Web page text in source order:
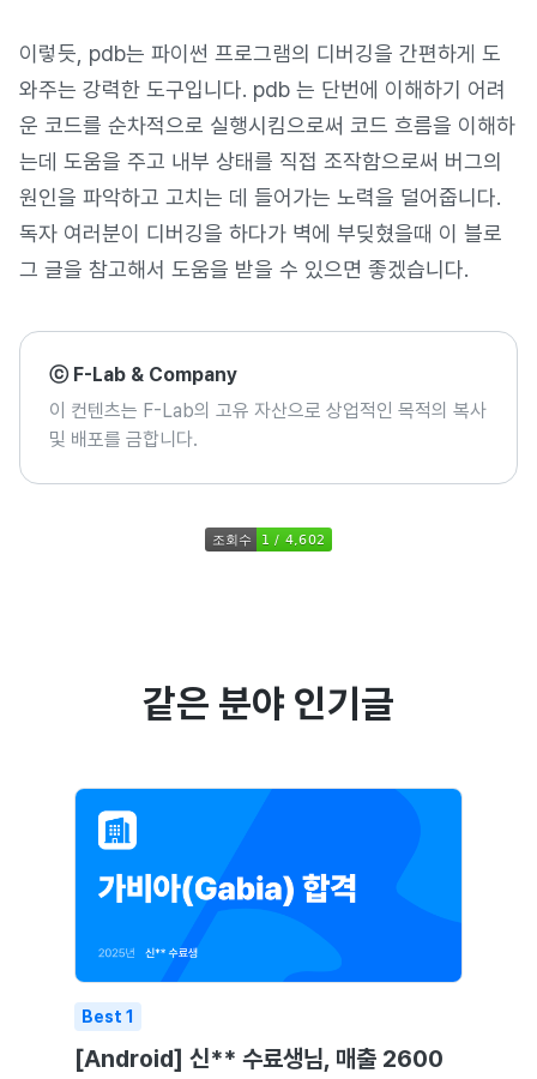
이렇듯, pdb는 파이썬 프로그램의 디버깅을 간편하게 도
와주는 강력한 도구입니다. pdb 는 단번에 이해하기 어려
운 코드를 순차적으로 실행시킴으로써 코드 흐름을 이해하
는데 도움을 주고 내부 상태를 직접 조작함으로써 버그의
원인을 파악하고 고치는 데 들어가는 노력을 덜어줍니다.
독자 여러분이 디버깅을 하다가 벽에 부딪혔을때 이 블로
그 글을 참고해서 도움을 받을 수 있으면 좋겠습니다.
ⓒ F-Lab & Company
이 컨텐츠는 F-Lab의 고유 자산으로 상업적인 목적의 복사
및 배포를 금합니다.
같은 분야 인기글
Best 1
[Android] 신** 수료생님, 매출 2600